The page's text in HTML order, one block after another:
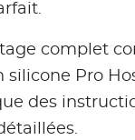
complet
silicone Pro
des